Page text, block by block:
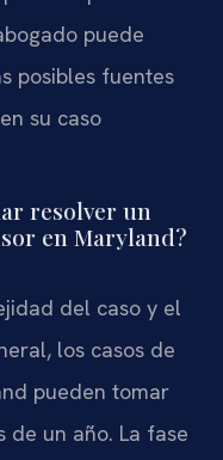
puede
posibles fuentes
su caso
resolver un
en Maryland?
del caso y el
los casos de
pueden tomar
de un año. La fase